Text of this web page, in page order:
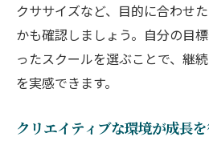
少人数制クラスのメリ
ダンススクールの体験
方法
プロ講師がサポートす
趣味も成長も叶えるダンス
クササイズなど、目的に合わせ
かも確認しましょう。自分の目
ったスクールを選ぶことで、継
を実感できます。
クリエイティブな環境が成長